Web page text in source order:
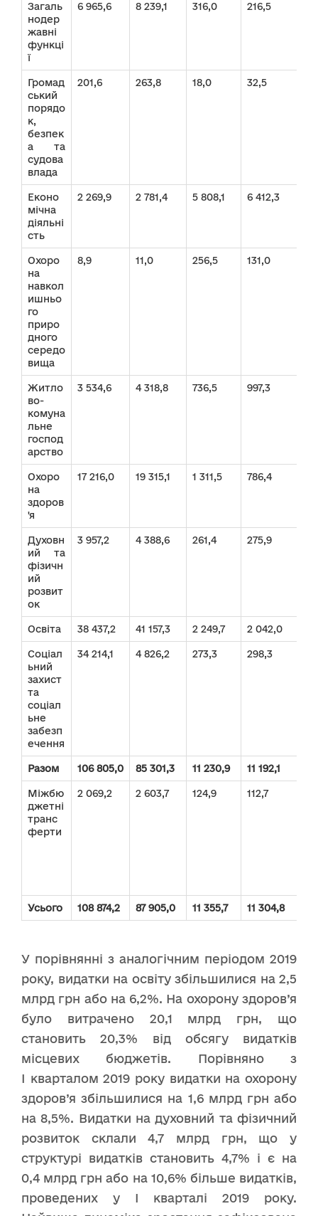
Загаль
нодер
жавні
функці
ї
6 965,6 8 239,1 316,0 216,5
Громад
ський
порядо
к,
безпек
а та
судова
влада
201,6 263,8 18,0 32,5
Еконо
мічна
діяльні
сть
2 269,9 2 781,4 5 808,1 6 412,3
Охоро
на
навкол
ишньо
го
приро
дного
середо
вища
8,9 11,0 256,5 131,0
Житло
во-
комуна
льне
господ
арство
3 534,6 4 318,8 736,5 997,3
Охоро
на
здоров
'я
17 216,0 19 315,1 1 311,5 786,4
Духовн
ий та
фізичн
ий
розвит
ок
3 957,2 4 388,6 261,4 275,9
Освіта 38 437,2 41 157,3 2 249,7 2 042,0
Соціал
ьний
захист
та
соціал
ьне
забезп
ечення
34 214,1 4 826,2 273,3 298,3
Разом 106 805,0 85 301,3 11 230,9 11 192,1
Міжбю
джетні
транс
ферти
2 069,2 2 603,7 124,9 112,7
Усього 108 874,2 87 905,0 11 355,7 11 304,8
У порівнянні з аналогічним періодом 2019
року, видатки на освіту збільшилися на 2,5
млрд грн або на 6,2%. На охорону здоров’я
було витрачено 20,1 млрд грн, що
становить 20,3% від обсягу видатків
місцевих бюджетів. Порівняно з
І кварталом 2019 року видатки на охорону
здоров’я збільшилися на 1,6 млрд грн або
на 8,5%. Видатки на духовний та фізичний
розвиток склали 4,7 млрд грн, що у
структурі видатків становить 4,7% і є на
0,4 млрд грн або на 10,6% більше видатків,
проведених у І кварталі 2019 року.